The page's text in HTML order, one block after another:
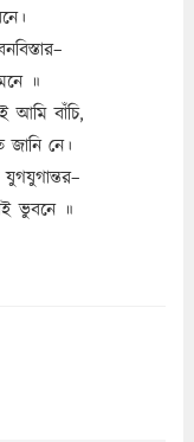
॥
আমি বাঁচি,
নে।
ভুবনে ॥